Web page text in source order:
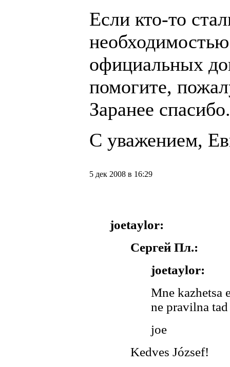
Если кто-то
официальных
помогите,
Заранее спасибо.
С уважением,
5 дек 2008 в 16:29
joetaylor:
Сергей Пл.:
joetaylor:
Mne kazhetsa
ne pravilna
joe
Kedves József!